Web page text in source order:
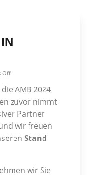
Off
AMB 2024
zuvor nimmt
Partner
wir freuen
Stand
wir Sie